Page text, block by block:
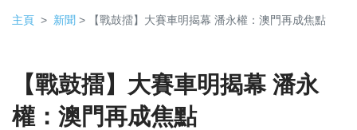
主頁 新聞 > 【戰鼓擂】大賽車明揭幕 潘永權：澳門再成焦點
【戰鼓擂】大賽車明揭幕 潘永
權：澳門再成焦點